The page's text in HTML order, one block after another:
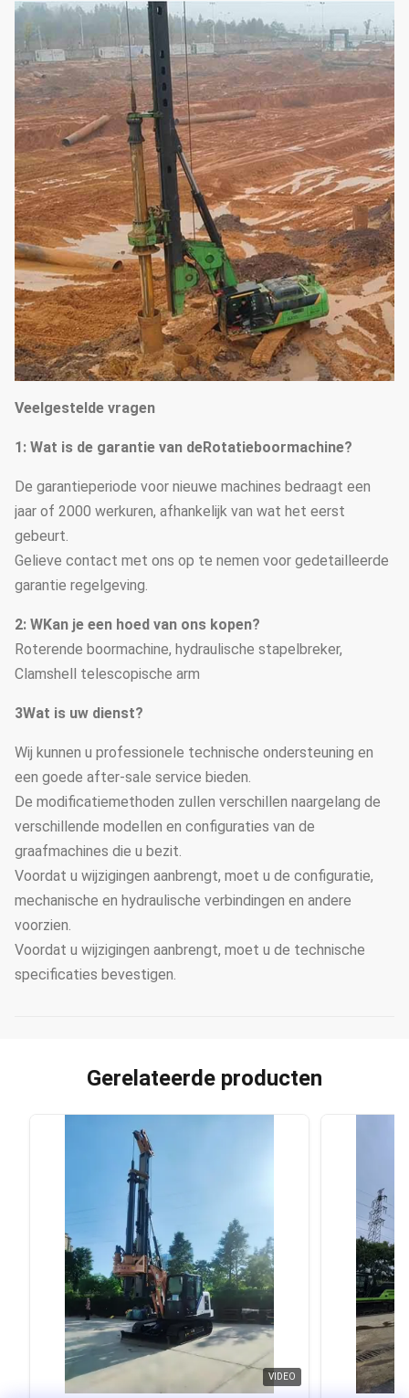
Transporthoogte mm 3655
Transportbreedte mm 3390
Transportlengte mm 14765
Totaal gewicht t 40
Veelgestelde vragen
1: Wat is de garantie van deRotatieboormachine?
De garantieperiode voor nieuwe machines bedraagt een
jaar of 2000 werkuren, afhankelijk van wat het eerst
gebeurt.
Gelieve contact met ons op te nemen voor gedetailleerde
garantie regelgeving.
2: WKan je een hoed van ons kopen?
Roterende boormachine, hydraulische stapelbreker,
Clamshell telescopische arm
3Wat is uw dienst?
Wij kunnen u professionele technische ondersteuning en
een goede after-sale service bieden.
De modificatiemethoden zullen verschillen naargelang de
verschillende modellen en configuraties van de
graafmachines die u bezit.
Voordat u wijzigingen aanbrengt, moet u de configuratie,
mechanische en hydraulische verbindingen en andere
voorzien.
Voordat u wijzigingen aanbrengt, moet u de technische
specificaties bevestigen.
Gerelateerde producten
VIDEO